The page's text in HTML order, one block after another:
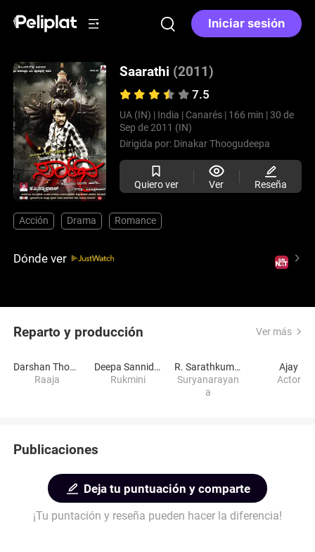
Iniciar sesión
Saarathi (2011)
7.5
UA (IN) | India | Canarés | 166 min | 30 de
Sep de 2011 (IN)
Dirigida por: Dinakar Thoogudeepa
Quiero ver Ver Reseña
Acción Drama Romance
Dónde ver
Reparto y producción Ver más
Darshan Thoogudeep
Raaja
Deepa Sannidhi
Rukmini
R. Sarathkumar
Suryanarayan
a
Ajay
Actor
Publicaciones
Deja tu puntuación y comparte
¡Tu puntación y reseña pueden hacer la diferencia!